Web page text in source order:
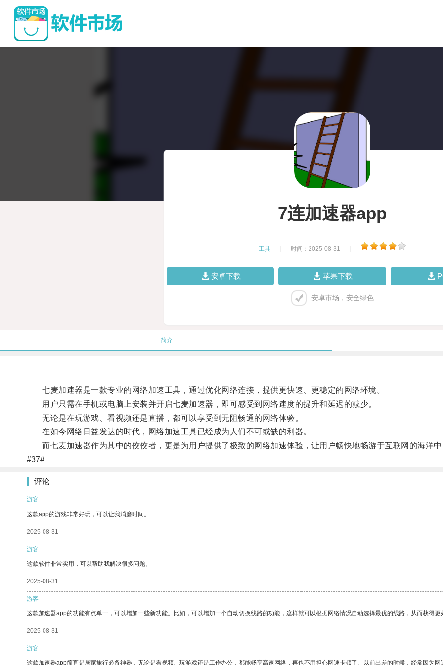
7连加速器app
工具 时间：2025-08-31
安卓下载 苹果下载
安卓市场，安全绿色
简介
七麦加速器是一款专业的网络加速工具，通过优化网络连接，提供更快速、更稳定的网络环境。
用户只需在手机或电脑上安装并开启七麦加速器，即可感受到网络速度的提升和延迟的减少。
无论是在玩游戏、看视频还是直播，都可以享受到无阻畅通的网络体验。
在如今网络日益发达的时代，网络加速工具已经成为人们不可或缺的利器。
而七麦加速器作为其中的佼佼者，更是为用户提供了极致的网络加速体验，让用户畅快地畅游于互联网的海洋中
#37#
评论
游客
这款app的游戏非常好玩，可以让我消磨时间。
2025-08-31
游客
这款软件非常实用，可以帮助我解决很多问题。
2025-08-31
游客
这款加速器app的功能有点单一，可以增加一些新功能。比如，可以增加一个自动切换线路的功能，这样就可以根据网络情况自动选择最优的线路，从而获得更
2025-08-31
游客
这款加速器app简直是居家旅行必备神器，无论是看视频、玩游戏还是工作办公，都能畅享高速网络，再也不用担心网速卡顿了。以前出差的时候，经常因为